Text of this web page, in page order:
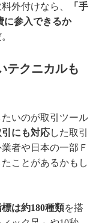
外付けなら、
「手
に参入できるか
テクニカルも
いのが取引ツール
引にも対応した取引
者や日本の一部Ｆ
ことがあるかもし
は約180種類を搭